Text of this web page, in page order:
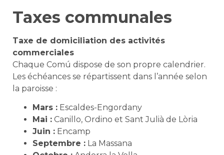
Taxes communales
Taxe de domiciliation des activités
commerciales
Chaque Comú dispose de son propre calendrier.
Les échéances se répartissent dans l’année selon
la paroisse :
Mars : Escaldes-Engordany
Mai : Canillo, Ordino et Sant Julià de Lòria
Juin : Encamp
Septembre : La Massana